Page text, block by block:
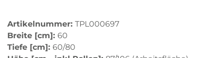
Artikelnummer: TPL000697
Breite [cm]: 60
Tiefe [cm]: 60/80